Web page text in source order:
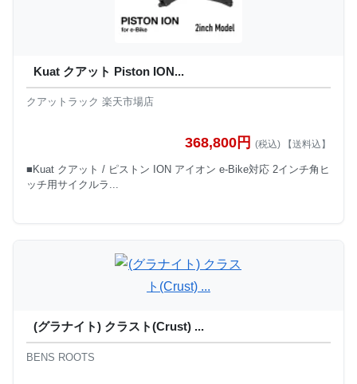
Kuat クアット Piston ION...
クアットラック 楽天市場店
368,800円 (税込) 【送料込】
■Kuat クアット / ピストン ION アイオン e-Bike対応 2インチ角ヒ
ッチ用サイクルラ...
(グラナイト) クラスト(Crust) ...
BENS ROOTS